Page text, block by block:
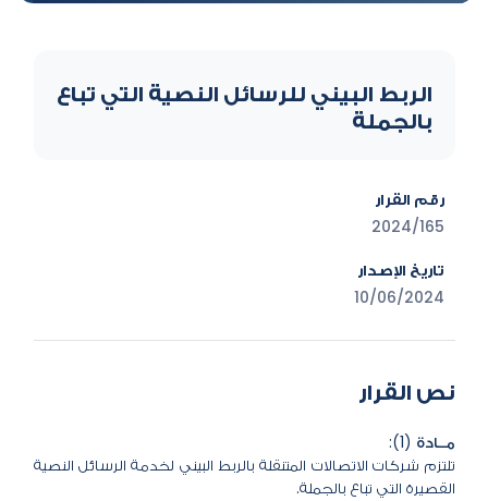
الربط البيني للرسائل النصية التي تباع
بالجملة
رقم القرار
2024/165
تاريخ الإصدار
10/06/2024
نص القرار
مــادة (1):
تلتزم شركات الاتصالات المتنقلة بالربط البيني لخدمة الرسائل النصية
القصيرة التي تباع بالجملة.